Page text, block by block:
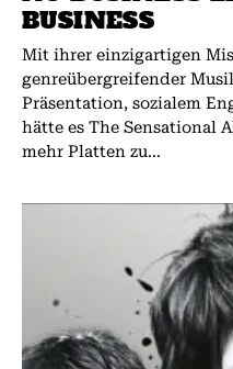
BUSINESS
Mit ihrer einzigartigen
genreübergreifender
Präsentation, sozialem
hätte es The Sensational
mehr Platten zu...